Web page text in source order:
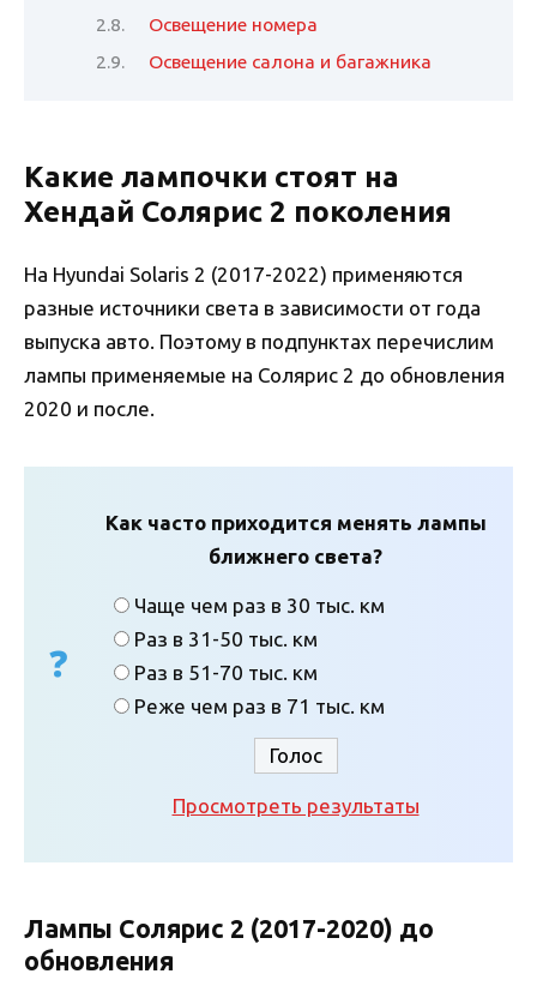
Освещение номера
Освещение салона и багажника
Какие лампочки стоят на
Хендай Солярис 2 поколения
На Hyundai Solaris 2 (2017-2022) применяются
разные источники света в зависимости от года
выпуска авто. Поэтому в подпунктах перечислим
лампы применяемые на Солярис 2 до обновления
2020 и после.
Как часто приходится менять лампы
ближнего света?
Чаще чем раз в 30 тыс. км
Раз в 31-50 тыс. км
Раз в 51-70 тыс. км
Реже чем раз в 71 тыс. км
Просмотреть результаты
Лампы Солярис 2 (2017-2020) до
обновления